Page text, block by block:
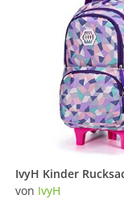
von IvyH